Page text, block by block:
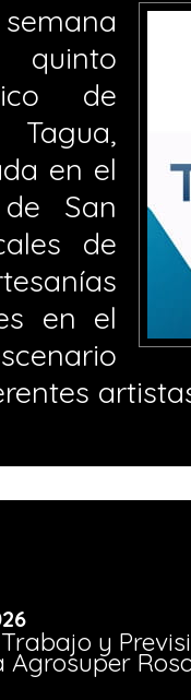
de
Tagua,
en el
San
de
en el
y
Agrosuper